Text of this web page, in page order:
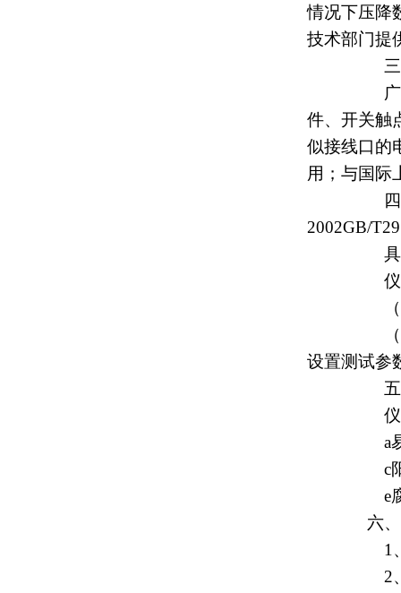
情况下压降
技术部门提
三
广泛
件、开关触
似接线口的
用；与国际
四、
2002GB/
具体
仪
（
（
设置测试参
五
仪器
a
c
e
六、
1
2